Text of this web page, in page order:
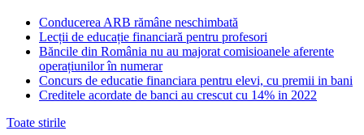
Conducerea ARB rămâne neschimbată
Lecții de educație financiară pentru profesori
Băncile din România nu au majorat comisioanele aferente
operațiunilor în numerar
Concurs de educatie financiara pentru elevi, cu premii in bani
Creditele acordate de banci au crescut cu 14% in 2022
Toate stirile